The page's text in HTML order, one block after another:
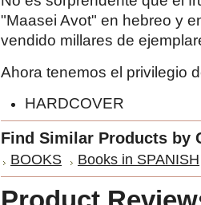
"Maasei Avot" en hebreo y
vendido millares de
Ahora tenemos el privilegio
HARDCOVER
Find Similar Products by
BOOKS Books in SPANISH